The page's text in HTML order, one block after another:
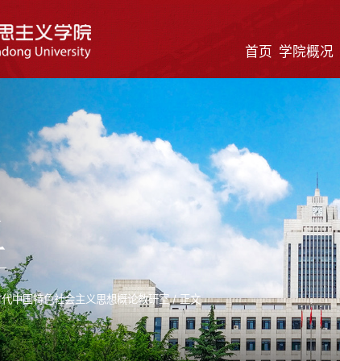
首页 学院概况
中国特色社会主义思想概论教研室/正文